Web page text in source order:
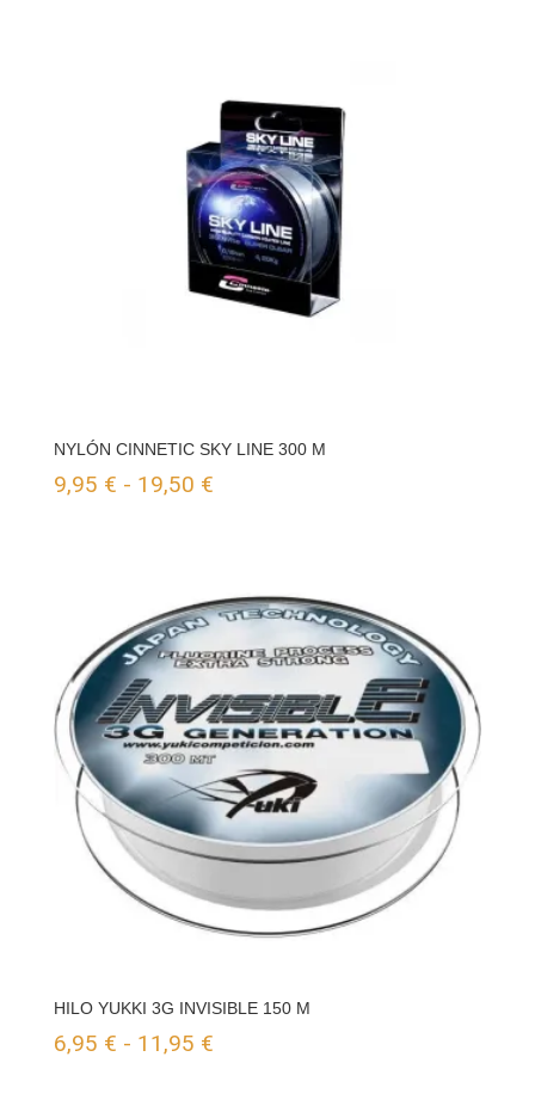
NYLÓN CINNETIC SKY LINE 300 M
9,95 € - 19,50 €Rango
desde
hasta
19,50 €
HILO YUKKI 3G INVISIBLE 150 M
6,95 € - 11,95 €Rango